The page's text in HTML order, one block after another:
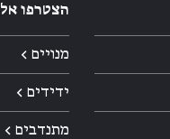
הצטרפו
מנויים ←
ידידים ←
מתנדבים ←